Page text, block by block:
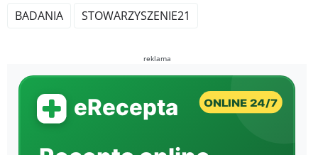
BADANIA
STOWARZYSZENIE21
reklama